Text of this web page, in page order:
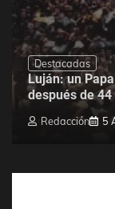
Destacadas
Luján: un
después de 44
Redacción 5